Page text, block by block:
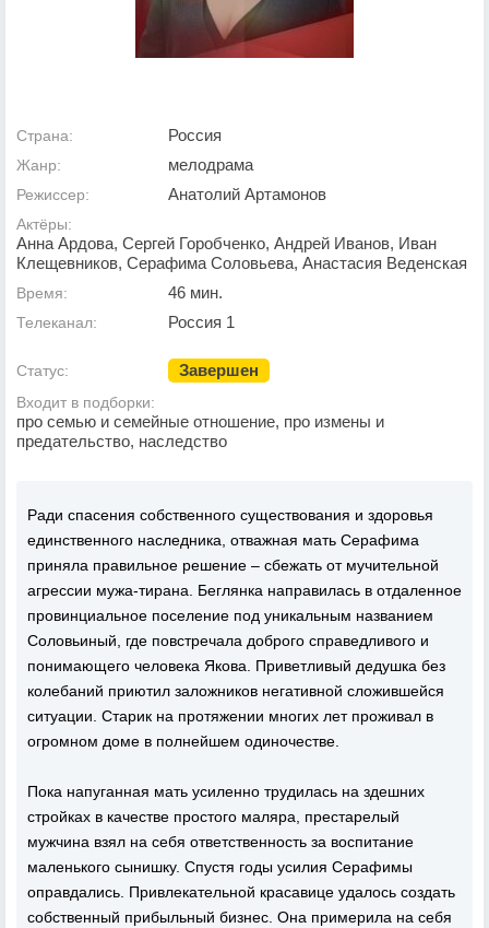
Страна: Россия
Жанр: мелодрама
Режиссер: Анатолий Артамонов
Актёры:
Анна Ардова, Сергей Горобченко, Андрей Иванов, Иван
Клещевников, Серафима Соловьева, Анастасия Веденская
Время: 46 мин.
Телеканал: Россия 1
Статус: Завершен
Входит в подборки:
про семью и семейные отношение, про измены и
предательство, наследство
Ради спасения собственного существования и здоровья
единственного наследника, отважная мать Серафима
приняла правильное решение – сбежать от мучительной
агрессии мужа-тирана. Беглянка направилась в отдаленное
провинциальное поселение под уникальным названием
Соловьиный, где повстречала доброго справедливого и
понимающего человека Якова. Приветливый дедушка без
колебаний приютил заложников негативной сложившейся
ситуации. Старик на протяжении многих лет проживал в
огромном доме в полнейшем одиночестве.
Пока напуганная мать усиленно трудилась на здешних
стройках в качестве простого маляра, престарелый
мужчина взял на себя ответственность за воспитание
маленького сынишку. Спустя годы усилия Серафимы
оправдались. Привлекательной красавице удалось создать
собственный прибыльный бизнес. Она примерила на себя